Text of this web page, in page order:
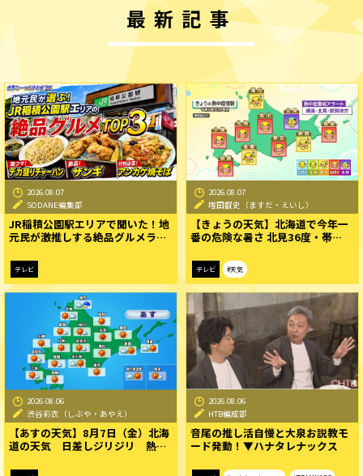
最新記事
2026.08.07
SODANE編集部
JR稲積公園駅エリアで聞いた！地
元民が激推しする絶品グルメラ…
テレビ
2026.08.07
増田叡史（ますだ・えいし）
【きょうの天気】北海道で今年一
番の危険な暑さ 北見36度・帯…
テレビ #天気
2026.08.06
渋谷彩衣（しぶや・あやえ）
【あすの天気】8月7日（金）北海
道の天気 日差しジリジリ 熱…
2026.08.06
HTB編成部
音尾の推し活自慢と大泉お説教モ
ード発動！▼ハナタレナックス